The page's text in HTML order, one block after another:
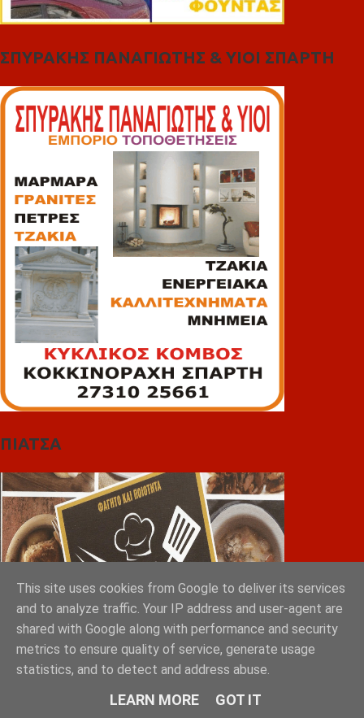
ΣΠΥΡΑΚΗΣ ΠΑΝΑΓΙΩΤΗΣ & YIOI ΣΠΑΡΤΗ
ΠΙΑΤΣΑ
Greek Exports Directory
This site uses cookies from Google to deliver its services
and to analyze traffic. Your IP address and user-agent are
shared with Google along with performance and security
metrics to ensure quality of service, generate usage
statistics, and to detect and address abuse.
LEARN MORE GOT IT